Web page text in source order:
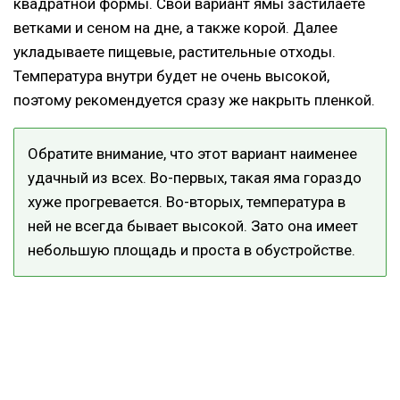
ветками и сеном на дне, а также корой. Далее
укладываете пищевые, растительные отходы.
Температура внутри будет не очень высокой,
поэтому рекомендуется сразу же накрыть пленкой.
Обратите внимание, что этот вариант наименее
удачный из всех. Во-первых, такая яма гораздо
хуже прогревается. Во-вторых, температура в
ней не всегда бывает высокой. Зато она имеет
небольшую площадь и проста в обустройстве.